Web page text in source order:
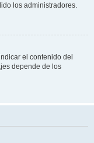
los administradores.
el contenido del
depende de los